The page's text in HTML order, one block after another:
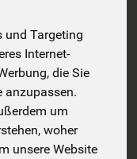
und Targeting
Internet-
die Sie
anzupassen.
um
woher
unsere Website